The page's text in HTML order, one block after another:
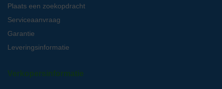
Plaats een zoekopdracht
Serviceaanvraag
Garantie
Leveringsinformatie
Verkopersinformatie